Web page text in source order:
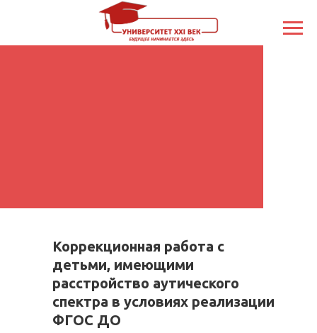
Коррекционная работа с
детьми, имеющими
расстройство аутического
спектра в условиях реализации
ФГОС ДО